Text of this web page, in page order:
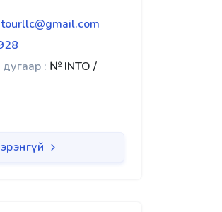
дугаар : № INTO /